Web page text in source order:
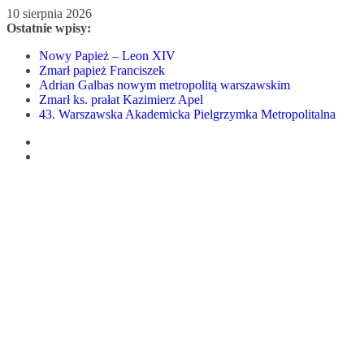
Przejdź
do
10 sierpnia 2026
Ostatnie wpisy:
Nowy Papież – Leon XIV
Zmarł papież Franciszek
Adrian Galbas nowym metropolitą warszawskim
Zmarł ks. prałat Kazimierz Apel
43. Warszawska Akademicka Pielgrzymka Metropolitalna